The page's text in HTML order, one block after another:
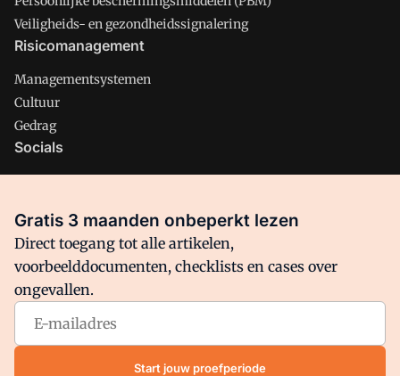
Veiligheids- en gezondheidssignalering
Risicomanagement
Managementsystemen
Cultuur
Gedrag
Socials
Facebook
Arbo is onderdeel van VMN media. Lees inons manifestwaar
VMN media voor staat. Op gebruik van deze site zijn de
volgende regelingen van toepassing:Algemene Voorwaarden
Privacy en Cookie beleid|Privacy instellingen
Gratis 3 maanden onbeperkt lezen
Direct toegang tot alle artikelen,
voorbeelddocumenten, checklists en cases over
ongevallen.
Start jouw proefperiode